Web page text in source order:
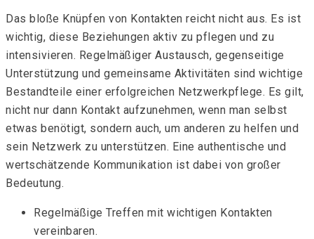
Das bloße Knüpfen von Kontakten reicht nicht aus. Es ist
wichtig, diese Beziehungen aktiv zu pflegen und zu
intensivieren. Regelmäßiger Austausch, gegenseitige
Unterstützung und gemeinsame Aktivitäten sind wichtige
Bestandteile einer erfolgreichen Netzwerkpflege. Es gilt,
nicht nur dann Kontakt aufzunehmen, wenn man selbst
etwas benötigt, sondern auch, um anderen zu helfen und
sein Netzwerk zu unterstützen. Eine authentische und
wertschätzende Kommunikation ist dabei von großer
Bedeutung.
Regelmäßige Treffen mit wichtigen Kontakten
vereinbaren.